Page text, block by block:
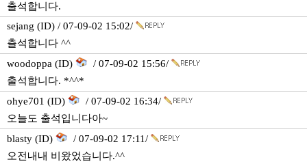
출석합니다.
sejang (ID) / 07-09-02 15:02/
츨석합니다 ^^
woodoppa (ID)
/ 07-09-02 15:56/
출석합니다. *^^*
ohye701 (ID)
/ 07-09-02 16:34/
오늘도 출석입니다아~
blasty (ID)
/ 07-09-02 17:11/
오전내내 비왔었습니다.^^